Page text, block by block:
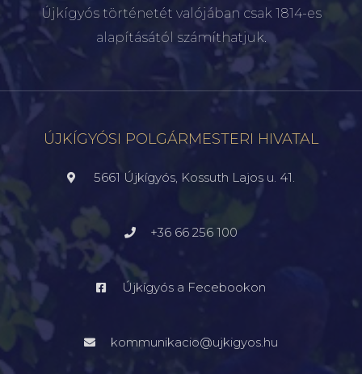
Újkígyós történetét valójában csak 1814-es
alapításától számíthatjuk.
ÚJKÍGYÓSI POLGÁRMESTERI HIVATAL
5661 Újkígyós, Kossuth Lajos u. 41.
+36 66 256 100
Újkígyós a Fecebookon
kommunikacio@ujkigyos.hu